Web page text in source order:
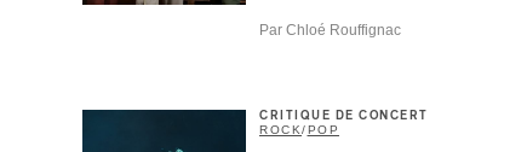
Par Chloé Rouffignac
CRITIQUE DE CONCERT
ROCK/POP